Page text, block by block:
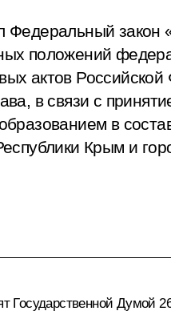
Федеральный закон
положений
актов
в связи с
в
Крым и
Государственной Думой